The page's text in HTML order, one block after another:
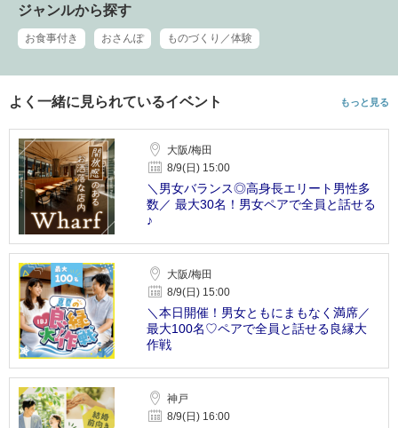
ジャンルから探す
お食事付き おさんぽ ものづくり／体験
よく一緒に見られているイベント もっと見る
大阪/梅田
8/9(日) 15:00
＼男女バランス◎高身長エリート男性多
数／ 最大30名！男女ペアで全員と話せる
♪
大阪/梅田
8/9(日) 15:00
＼本日開催！男女ともにまもなく満席／
最大100名♡ペアで全員と話せる良縁大
作戦
神戸
8/9(日) 16:00